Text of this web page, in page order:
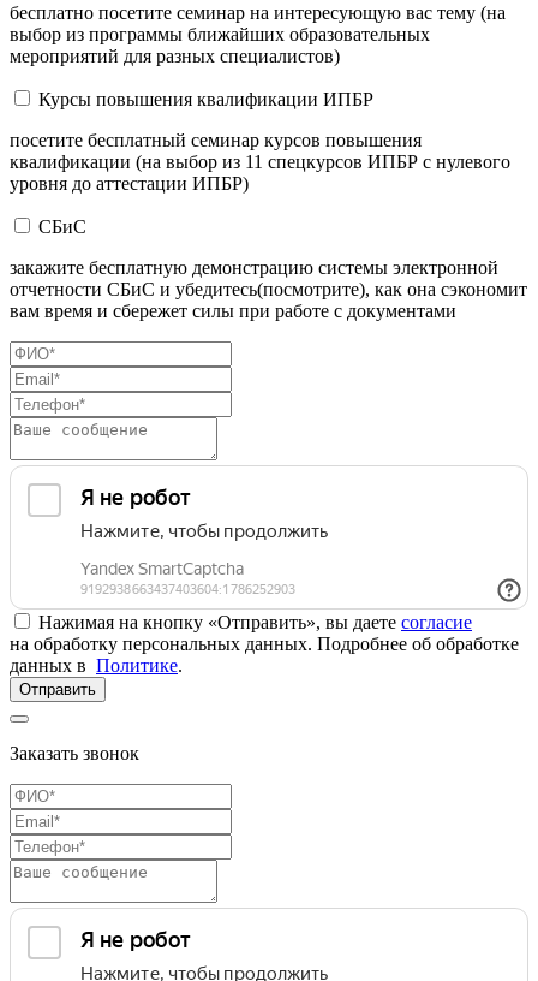
бесплатно посетите семинар на интересующую вас тему (на
выбор из программы ближайших образовательных
мероприятий для разных специалистов)
Курсы повышения квалификации ИПБР
посетите бесплатный семинар курсов повышения
квалификации (на выбор из 11 спецкурсов ИПБР с нулевого
уровня до аттестации ИПБР)
СБиС
закажите бесплатную демонстрацию системы электронной
отчетности СБиС и убедитесь(посмотрите), как она сэкономит
вам время и сбережет силы при работе с документами
Нажимая на кнопку «Отправить», вы даете согласие
на обработку персональных данных. Подробнее об обработке
данных в Политике.
Отправить
Заказать звонок